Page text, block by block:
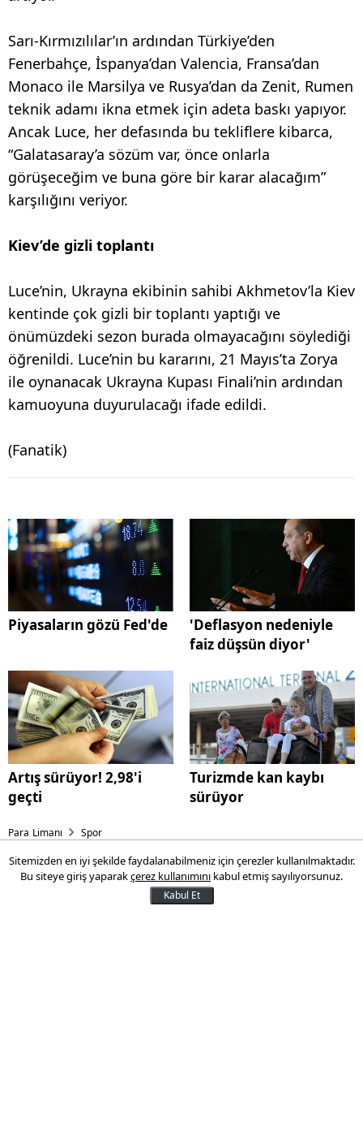
Sarı-Kırmızılılar’ın ardından Türkiye’den
Fenerbahçe, İspanya’dan Valencia, Fransa’dan
Monaco ile Marsilya ve Rusya’dan da Zenit, Rumen
teknik adamı ikna etmek için adeta baskı yapıyor.
Ancak Luce, her defasında bu tekliflere kibarca,
“Galatasaray’a sözüm var, önce onlarla
görüşeceğim ve buna göre bir karar alacağım”
karşılığını veriyor.
Kiev’de gizli toplantı
Luce’nin, Ukrayna ekibinin sahibi Akhmetov’la Kiev
kentinde çok gizli bir toplantı yaptığı ve
önümüzdeki sezon burada olmayacağını söylediği
öğrenildi. Luce’nin bu kararını, 21 Mayıs’ta Zorya
ile oynanacak Ukrayna Kupası Finali’nin ardından
kamuoyuna duyurulacağı ifade edildi.
(Fanatik)
Piyasaların gözü Fed'de
'Deflasyon nedeniyle
faiz düşsün diyor'
Artış sürüyor! 2,98'i
geçti
Turizmde kan kaybı
sürüyor
Para Limanı Spor
Eşyalarını topladı bile!
Fenerbahçe'de, gelecek sezon takımda
Sitemizden en iyi şekilde faydalanabilmeniz için çerezler kullanılmaktadır.
Bu siteye giriş yaparakçerez kullanımını kabul etmiş sayılıyorsunuz.
Kabul Et